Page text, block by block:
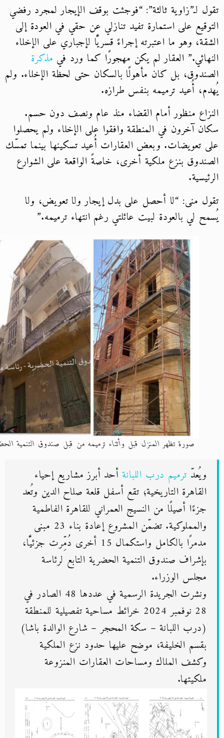
لـ”زاوية ثالثة”: “فوجئت بوقف الإيجار لمجرد رفضي
على استمارة تفيد تنازلي عن حقي في العودة إلى
وهو ما اعتبرته إجراءً قسريًّا لإجباري على الإخلاء
العقار لم يكن مهجورًا كما ورد في مذكرة
بل كان مأهولًا بالسكان حتى لحظة الإخلاء. ولم
أُعيد ترميمه بنفس طرازه.
منظور أمام القضاء منذ عام ونصف دون حسم.
آخرون في المنطقة وافقوا على الإخلاء ولم يحصلوا
تعويضات. وبعض العقارات أُعيد تسكينها بينما تمسّك
بنزع ملكية أخرى، خاصةً الواقعة على الشوارع
منى: “لا أحصل على بدل إيجار ولا تعويض، ولا
لي بالعودة لبيت عائلتي رغم انتهاء ترميمه.”
صورة تظهر المنزل قبل وأثناء ترميمه من قبل صندوق التنمية الحضرية
ويُعدّترميم درب اللبانةأحد أبرز مشاريع إحياء
القاهرة التاريخية؛ تقع أسفل قلعة صلاح الدين وتُعد
جزءًا أصيلًا من النسيج العمراني للقاهرة الفاطمية
والمملوكية. تضمّن المشروع إعادة بناء 23 مبنى
مدمرًا بالكامل واستكمال 15 أخرى دُمِّرت جزئيًّا،
بإشراف صندوق التنمية الحضرية التابع لرئاسة
مجلس الوزراء.
ونشرت الجريدة الرسمية في عددها 48 الصادر في
28 نوفمبر 2024 خرائط مساحية تفصيلية للمنطقة
(درب اللبانة – سكة المحجر – شارع الوالدة باشا)
بقسم الخليفة، موضح عليها حدود نزع الملكية
وكشف الملاك ومساحات العقارات المنزوعة
ملكيتها.